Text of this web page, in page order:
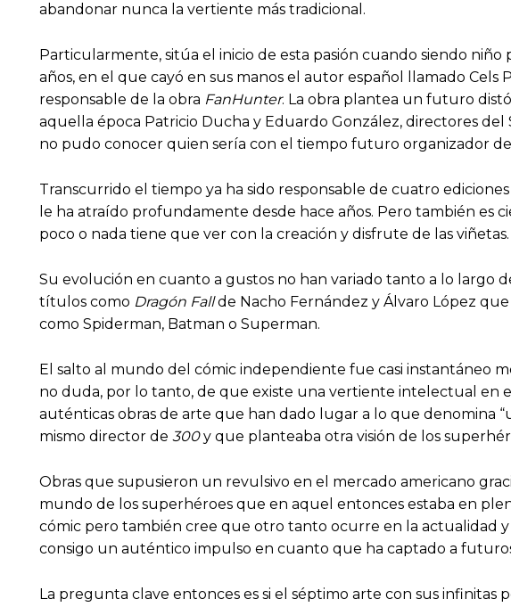
abandonar nunca la vertiente más tradicional.
Particularmente, sitúa el inicio de esta pasión cuando siendo
años, en el que cayó en sus manos el autor español llamado
responsable de la obra FanHunter. La obra plantea un futuro
aquella época Patricio Ducha y Eduardo González, directores
no pudo conocer quien sería con el tiempo futuro organizador de
Transcurrido el tiempo ya ha sido responsable de cuatro
le ha atraído profundamente desde hace años. Pero también es
poco o nada tiene que ver con la creación y disfrute de las viñetas.
Su evolución en cuanto a gustos no han variado tanto a lo largo
títulos como Dragón Fallde Nacho Fernández y Álvaro López
como Spiderman, Batman o Superman.
El salto al mundo del cómic independiente fue casi instantáneo
no duda, por lo tanto, de que existe una vertiente intelectual en
auténticas obras de arte que han dado lugar a lo que denomina
mismo director de 300y que planteaba otra visión de los
Obras que supusieron un revulsivo en el mercado americano
mundo de los superhéroes que en aquel entonces estaba en
cómic pero también cree que otro tanto ocurre en la actualidad
consigo un auténtico impulso en cuanto que ha captado a
La pregunta clave entonces es si el séptimo arte con sus infinitas